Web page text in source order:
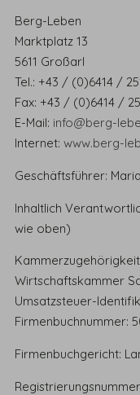
Berg-Leben
Marktplatz 13
5611 Großarl
Tel.: +43 / (0)6414 /
Fax: +43 / (0)6414 /
E-Mail: info@berg-
Internet:www.berg-
Geschäftsführer:
Inhaltlich
wie oben)
Wirtschaftskammer
Umsatzsteuer-
Firmenbuchnummer:
Firmenbuchgericht: